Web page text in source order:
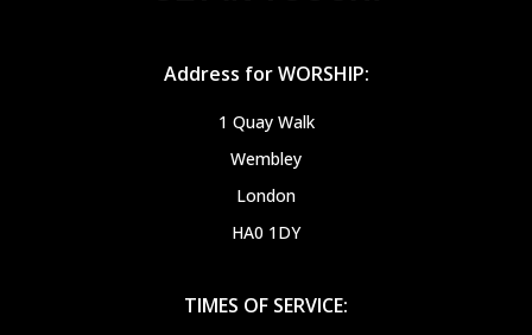
Address for WORSHIP:
1 Quay Walk
Wembley
London
HA0 1DY
TIMES OF SERVICE: